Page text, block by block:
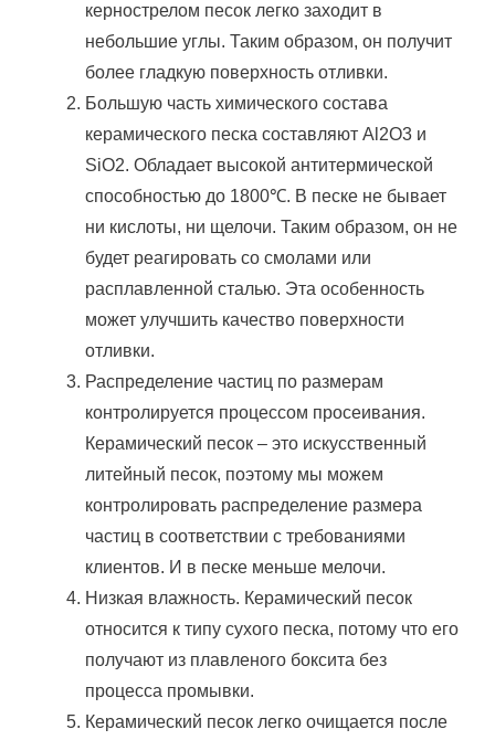
кернострелом песок легко заходит в
небольшие углы. Таким образом, он получит
более гладкую поверхность отливки.
Большую часть химического состава
керамического песка составляют Al2O3 и
SiO2. Обладает высокой антитермической
способностью до 1800℃. В песке не бывает
ни кислоты, ни щелочи. Таким образом, он не
будет реагировать со смолами или
расплавленной сталью. Эта особенность
может улучшить качество поверхности
отливки.
Распределение частиц по размерам
контролируется процессом просеивания.
Керамический песок – это искусственный
литейный песок, поэтому мы можем
контролировать распределение размера
частиц в соответствии с требованиями
клиентов. И в песке меньше мелочи.
Низкая влажность. Керамический песок
относится к типу сухого песка, потому что его
получают из плавленого боксита без
процесса промывки.
Керамический песок легко очищается после